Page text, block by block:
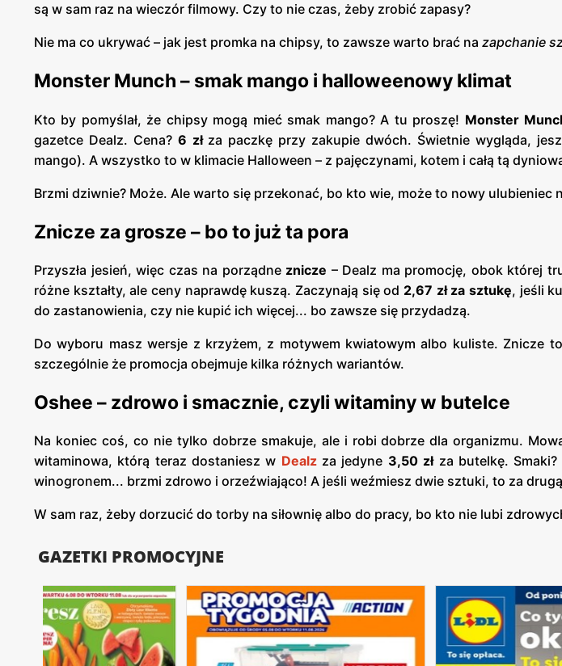
są w sam raz na wieczór filmowy. Czy to nie czas, żeby zrobić zapasy?
Nie ma co ukrywać – jak jest promka na chipsy, to zawsze warto brać na zapchanie
Monster Munch – smak mango i halloweenowy klimat
Kto by pomyślał, że chipsy mogą mieć smak mango? A tu proszę! Monster
gazetce Dealz. Cena? 6 złza paczkę przy zakupie dwóch. Świetnie wygląda,
mango). A wszystko to w klimacie Halloween – z pajęczynami, kotem i całą tą
Brzmi dziwnie? Może. Ale warto się przekonać, bo kto wie, może to nowy ulubieniec
Znicze za grosze – bo to już ta pora
Przyszła jesień, więc czas na porządne znicze – Dealz ma promocję, obok której
różne kształty, ale ceny naprawdę kuszą. Zaczynają się od 2,67 zł za sztukę, jeśli
do zastanowienia, czy nie kupić ich więcej... bo zawsze się przydadzą.
Do wyboru masz wersje z krzyżem, z motywem kwiatowym albo kuliste. Znicze
szczególnie że promocja obejmuje kilka różnych wariantów.
Oshee – zdrowo i smacznie, czyli witaminy w butelce
Na koniec coś, co nie tylko dobrze smakuje, ale i robi dobrze dla organizmu.
witaminowa, którą teraz dostaniesz w Dealzza jedyne 3,50 złza butelkę.
winogronem... brzmi zdrowo i orzeźwiająco! A jeśli weźmiesz dwie sztuki, to za drugą
W sam raz, żeby dorzucić do torby na siłownię albo do pracy, bo kto nie lubi